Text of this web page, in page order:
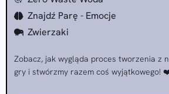
Znajdź Parę - Emocje
Zwierzaki
Zobacz, jak wygląda proces tworzenia z
gry i stwórzmy razem coś wyjątkowego!